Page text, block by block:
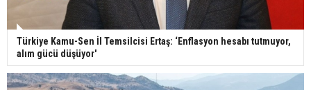
Türkiye Kamu-Sen İl Temsilcisi Ertaş: ‘Enflasyon hesabı tutmuyor,
alım gücü düşüyor'